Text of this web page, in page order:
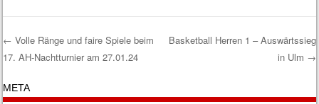
Post navigation
← Volle Ränge und faire Spiele beim
17. AH-Nachtturnier am 27.01.24
Basketball Herren 1 – Auswärtssieg
in Ulm →
META